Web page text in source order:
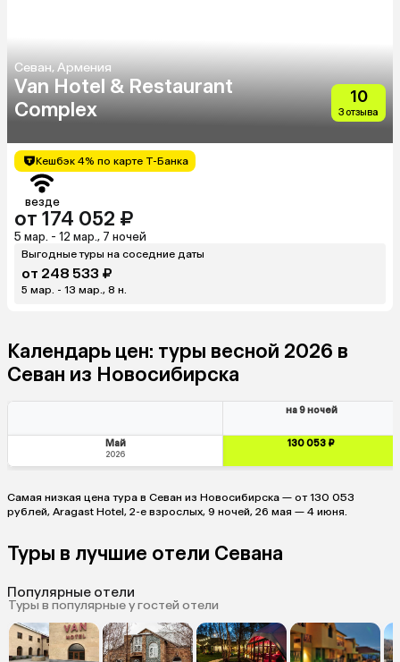
Севан, Армения
Van Hotel & Restaurant
Complex
10
3 отзыва
Кешбэк 4% по карте Т-Банка
везде
от 174 052 ₽
5 мар. - 12 мар., 7 ночей
Выгодные туры на соседние даты
от 248 533 ₽
5 мар. - 13 мар., 8 н.
Календарь цен: туры весной 2026 в
Севан из Новосибирска
на 9 ночей
Май
2026
130 053 ₽
Самая низкая цена тура в Севан из Новосибирска — от 130 053
рублей, Aragast Hotel, 2-е взрослых, 9 ночей, 26 мая — 4 июня.
Туры в лучшие отели Севана
Популярные отели
Туры в популярные у гостей отели